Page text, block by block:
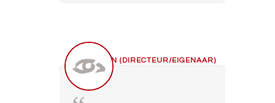
BEN (DIRECTEUR/EIGENAAR)